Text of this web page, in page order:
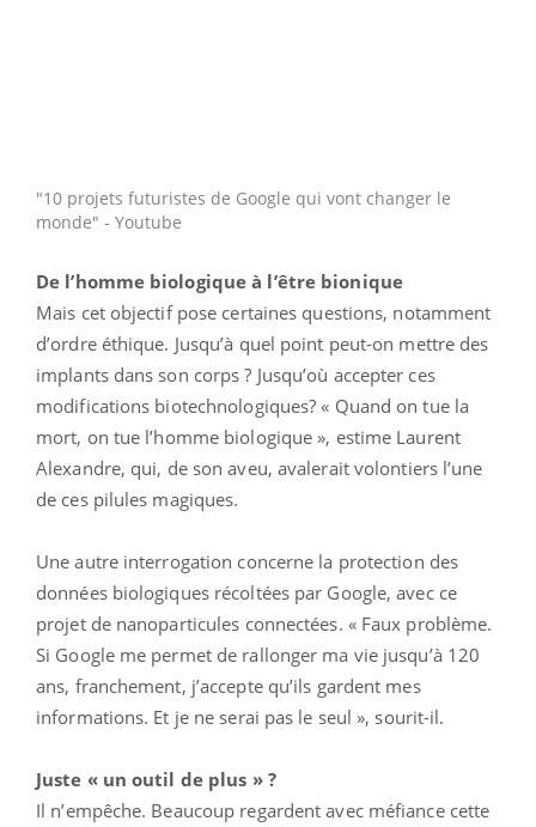
"10 projets futuristes de Google qui vont changer le
monde" - Youtube
De l’homme biologique à l’être bionique
Mais cet objectif pose certaines questions, notamment
d’ordre éthique. Jusqu’à quel point peut-on mettre des
implants dans son corps ? Jusqu’où accepter ces
modifications biotechnologiques? « Quand on tue la
mort, on tue l’homme biologique », estime Laurent
Alexandre, qui, de son aveu, avalerait volontiers l’une
de ces pilules magiques.
Une autre interrogation concerne la protection des
données biologiques récoltées par Google, avec ce
projet de nanoparticules connectées. « Faux problème.
Si Google me permet de rallonger ma vie jusqu’à 120
ans, franchement, j’accepte qu’ils gardent mes
informations. Et je ne serai pas le seul », sourit-il.
Juste « un outil de plus » ?
Il n’empêche. Beaucoup regardent avec méfiance cette